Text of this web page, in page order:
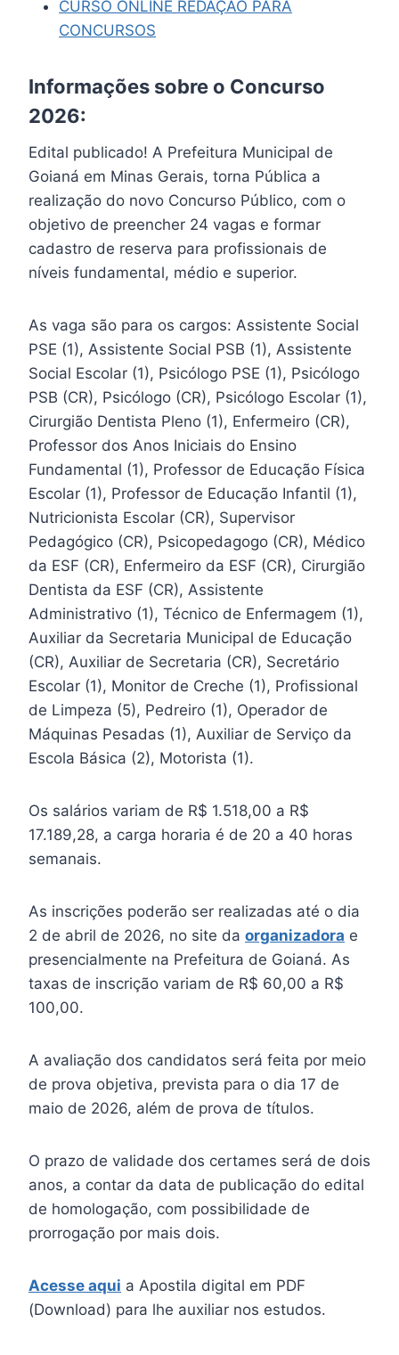
CURSO ONLINE REDAÇÃO PARA
CONCURSOS
Informações sobre o Concurso
2026:
Edital publicado! A Prefeitura Municipal de
Goianá em Minas Gerais, torna Pública a
realização do novo Concurso Público, com o
objetivo de preencher 24 vagas e formar
cadastro de reserva para profissionais de
níveis fundamental, médio e superior.
As vaga são para os cargos: Assistente Social
PSE (1), Assistente Social PSB (1), Assistente
Social Escolar (1), Psicólogo PSE (1), Psicólogo
PSB (CR), Psicólogo (CR), Psicólogo Escolar (1),
Cirurgião Dentista Pleno (1), Enfermeiro (CR),
Professor dos Anos Iniciais do Ensino
Fundamental (1), Professor de Educação Física
Escolar (1), Professor de Educação Infantil (1),
Nutricionista Escolar (CR), Supervisor
Pedagógico (CR), Psicopedagogo (CR), Médico
da ESF (CR), Enfermeiro da ESF (CR), Cirurgião
Dentista da ESF (CR), Assistente
Administrativo (1), Técnico de Enfermagem (1),
Auxiliar da Secretaria Municipal de Educação
(CR), Auxiliar de Secretaria (CR), Secretário
Escolar (1), Monitor de Creche (1), Profissional
de Limpeza (5), Pedreiro (1), Operador de
Máquinas Pesadas (1), Auxiliar de Serviço da
Escola Básica (2), Motorista (1).
Os salários variam de R$ 1.518,00 a R$
17.189,28, a carga horaria é de 20 a 40 horas
semanais.
As inscrições poderão ser realizadas até o dia
2 de abril de 2026, no site da organizadora e
presencialmente na Prefeitura de Goianá. As
taxas de inscrição variam de R$ 60,00 a R$
100,00.
A avaliação dos candidatos será feita por meio
de prova objetiva, prevista para o dia 17 de
maio de 2026, além de prova de títulos.
O prazo de validade dos certames será de dois
anos, a contar da data de publicação do edital
de homologação, com possibilidade de
prorrogação por mais dois.
Acesse aqui a Apostila digital em PDF
(Download) para lhe auxiliar nos estudos.